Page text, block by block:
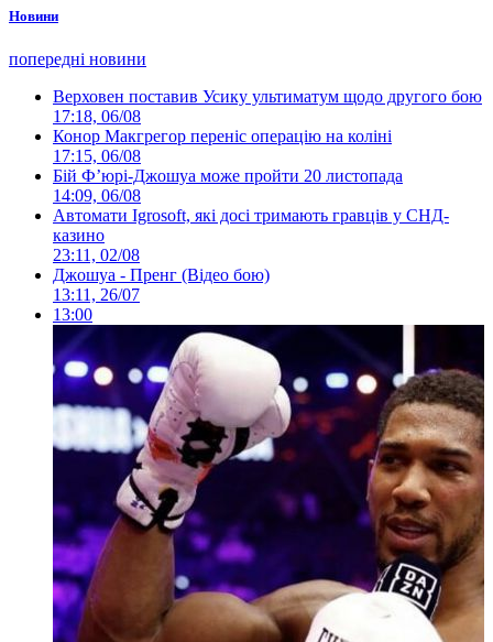
Новини
попередні новини
Верховен поставив Усику ультиматум щодо другого бою
17:18, 06/08
Конор Макгрегор переніс операцію на коліні
17:15, 06/08
Бій Ф’юрі-Джошуа може пройти 20 листопада
14:09, 06/08
Автомати Igrosoft, які досі тримають гравців у СНД-
казино
23:11, 02/08
Джошуа - Пренг (Відео бою)
13:11, 26/07
13:00